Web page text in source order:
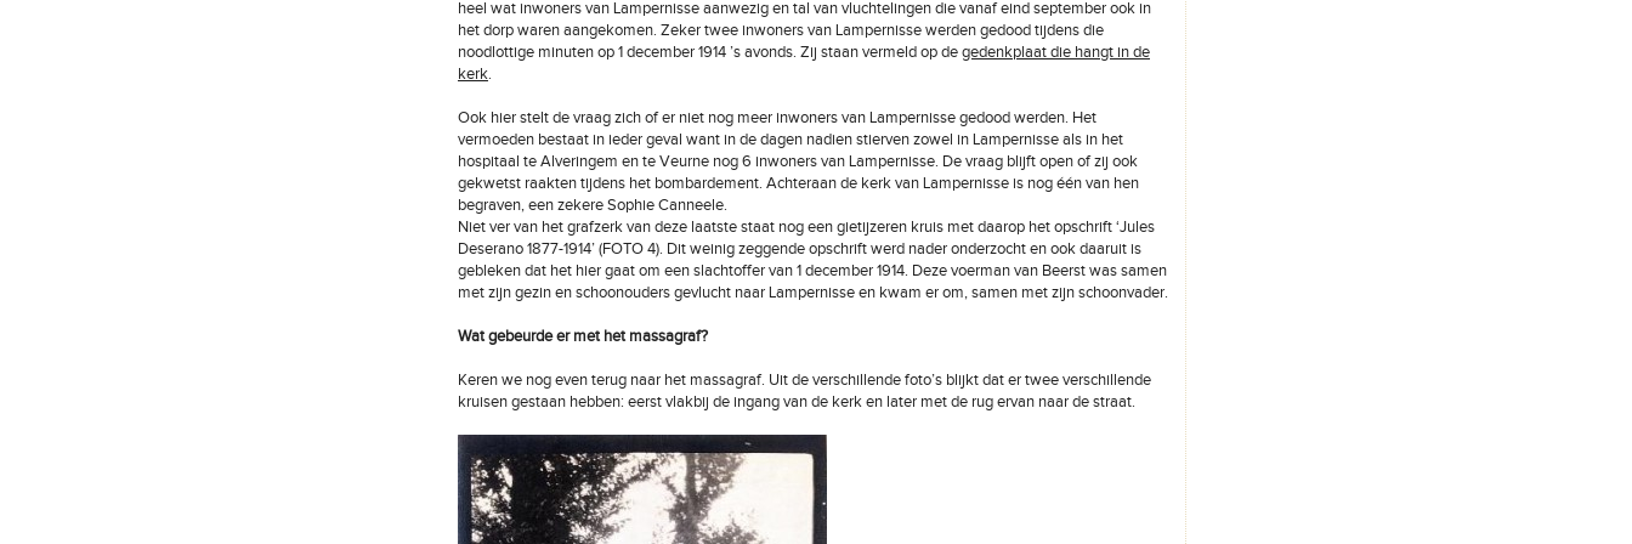
heel wat inwoners van Lampernisse aanwezig en tal van vluchtelingen die vanaf eind september ook in
het dorp waren aangekomen. Zeker twee inwoners van Lampernisse werden gedood tijdens die
noodlottige minuten op 1 december 1914 ’s avonds. Zij staan vermeld op degedenkplaat die hangt in de
kerk.
Ook hier stelt de vraag zich of er niet nog meer inwoners van Lampernisse gedood werden. Het
vermoeden bestaat in ieder geval want in de dagen nadien stierven zowel in Lampernisse als in het
hospitaal te Alveringem en te Veurne nog 6 inwoners van Lampernisse. De vraag blijft open of zij ook
gekwetst raakten tijdens het bombardement. Achteraan de kerk van Lampernisse is nog één van hen
begraven, een zekere Sophie Canneele.
Niet ver van het grafzerk van deze laatste staat nog een gietijzeren kruis met daarop het opschrift ‘Jules
Deserano 1877-1914’ (FOTO 4). Dit weinig zeggende opschrift werd nader onderzocht en ook daaruit is
gebleken dat het hier gaat om een slachtoffer van 1 december 1914. Deze voerman van Beerst was samen
met zijn gezin en schoonouders gevlucht naar Lampernisse en kwam er om, samen met zijn schoonvader.
Wat gebeurde er met het massagraf?
Keren we nog even terug naar het massagraf. Uit de verschillende foto’s blijkt dat er twee verschillende
kruisen gestaan hebben: eerst vlakbij de ingang van de kerk en later met de rug ervan naar de straat.